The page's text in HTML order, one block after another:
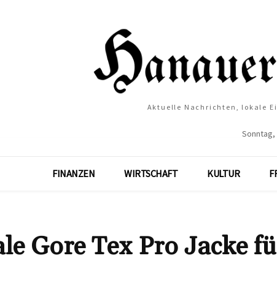
Aktuelle Nachrichten, lokale
Sonntag,
FINANZEN WIRTSCHAFT KULTUR
Gore Tex Pro Jacke